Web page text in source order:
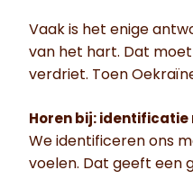
Vaak is het enige
van het hart. Dat moet
verdriet. Toen
Horen bij: identificatie
We identificeren ons
voelen. Dat geeft een